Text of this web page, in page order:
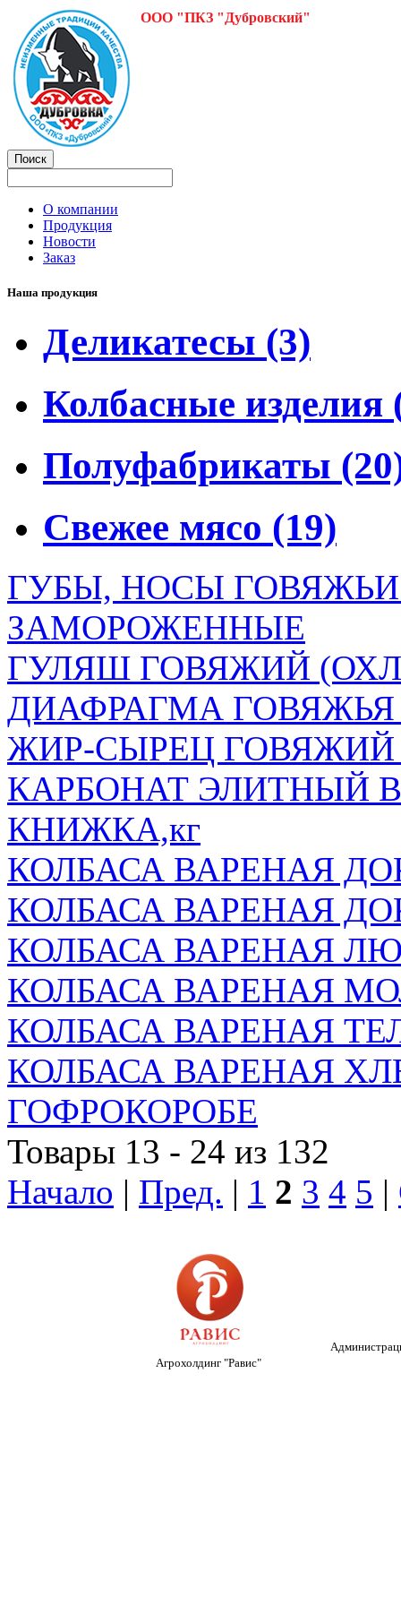
ООО "ПКЗ "Дубровский"
О компании
Продукция
Новости
Заказ
Наша продукция
Деликатесы (3)
Колбасные изделия
Полуфабрикаты
Свежее мясо (19)
ГУБЫ, НОСЫ
ЗАМОРОЖЕННЫЕ
ГУЛЯШ ГОВЯЖИЙ
ДИАФРАГМА
ЖИР-СЫРЕЦ
КАРБОНАТ ЭЛИТНЫЙ
КНИЖКА,кг
КОЛБАСА ВАРЕНАЯ
КОЛБАСА ВАРЕНАЯ
КОЛБАСА ВАРЕНАЯ
КОЛБАСА ВАРЕНАЯ
КОЛБАСА ВАРЕНАЯ
КОЛБАСА ВАРЕНАЯ
ГОФРОКОРОБЕ
Товары 13 - 24 из 132
Начало | Пред. | 1 2 3 4 5 |
Агрохолдинг "Равис"